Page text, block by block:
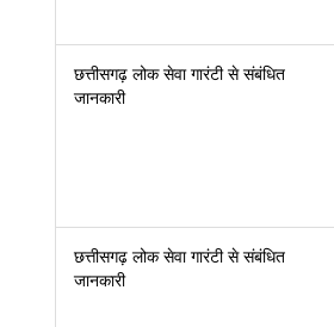
छत्तीसगढ़ लोक सेवा गारंटी से संबंधित
जानकारी
छत्तीसगढ़ लोक सेवा गारंटी से संबंधित
जानकारी